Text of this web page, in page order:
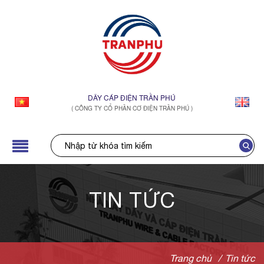
DÂY CÁP ĐIỆN TRẦN PHÚ
( CÔNG TY CỔ PHẦN CƠ ĐIỆN TRẦN PHÚ )
TIN TỨC
Trang chủ / Tin tức